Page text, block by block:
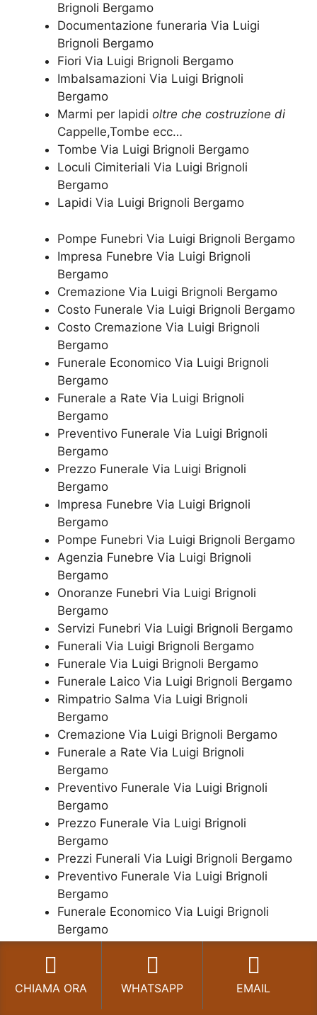
Brignoli Bergamo
Documentazione funeraria Via Luigi
Brignoli Bergamo
Fiori Via Luigi Brignoli Bergamo
Imbalsamazioni Via Luigi Brignoli
Bergamo
Marmi per lapidi oltre che costruzione di
Cappelle,Tombe ecc…
Tombe Via Luigi Brignoli Bergamo
Loculi Cimiteriali Via Luigi Brignoli
Bergamo
Lapidi Via Luigi Brignoli Bergamo
Pompe Funebri Via Luigi Brignoli Bergamo
Impresa Funebre Via Luigi Brignoli
Bergamo
Cremazione Via Luigi Brignoli Bergamo
Costo Funerale Via Luigi Brignoli Bergamo
Costo Cremazione Via Luigi Brignoli
Bergamo
Funerale Economico Via Luigi Brignoli
Bergamo
Funerale a Rate Via Luigi Brignoli
Bergamo
Preventivo Funerale Via Luigi Brignoli
Bergamo
Prezzo Funerale Via Luigi Brignoli
Bergamo
Impresa Funebre Via Luigi Brignoli
Bergamo
Pompe Funebri Via Luigi Brignoli Bergamo
Agenzia Funebre Via Luigi Brignoli
Bergamo
Onoranze Funebri Via Luigi Brignoli
Bergamo
Servizi Funebri Via Luigi Brignoli Bergamo
Funerali Via Luigi Brignoli Bergamo
Funerale Via Luigi Brignoli Bergamo
Funerale Laico Via Luigi Brignoli Bergamo
Rimpatrio Salma Via Luigi Brignoli
Bergamo
Cremazione Via Luigi Brignoli Bergamo
Funerale a Rate Via Luigi Brignoli
Bergamo
Preventivo Funerale Via Luigi Brignoli
Bergamo
Prezzo Funerale Via Luigi Brignoli
Bergamo
Prezzi Funerali Via Luigi Brignoli Bergamo
Preventivo Funerale Via Luigi Brignoli
Bergamo
Funerale Economico Via Luigi Brignoli
Bergamo
Costo Funerale Via Luigi Brignoli Bergamo
Bergamo
CHIAMA ORA WHATSAPP EMAIL